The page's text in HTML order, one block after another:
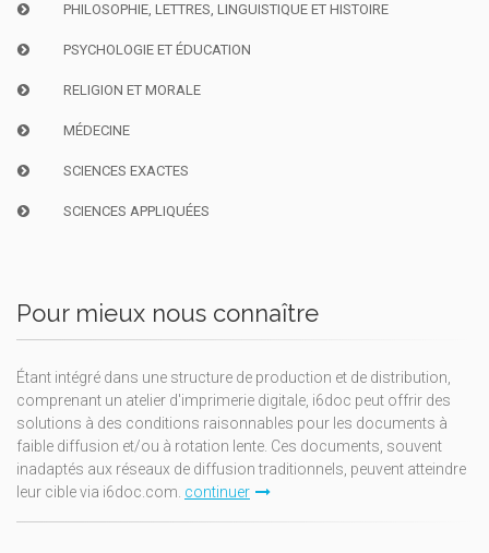
PHILOSOPHIE, LETTRES, LINGUISTIQUE ET HISTOIRE
PSYCHOLOGIE ET ÉDUCATION
RELIGION ET MORALE
MÉDECINE
SCIENCES EXACTES
SCIENCES APPLIQUÉES
Pour mieux nous connaître
Étant intégré dans une structure de production et de distribution,
comprenant un atelier d'imprimerie digitale, i6doc peut offrir des
solutions à des conditions raisonnables pour les documents à
faible diffusion et/ou à rotation lente. Ces documents, souvent
inadaptés aux réseaux de diffusion traditionnels, peuvent atteindre
leur cible via i6doc.com. continuer